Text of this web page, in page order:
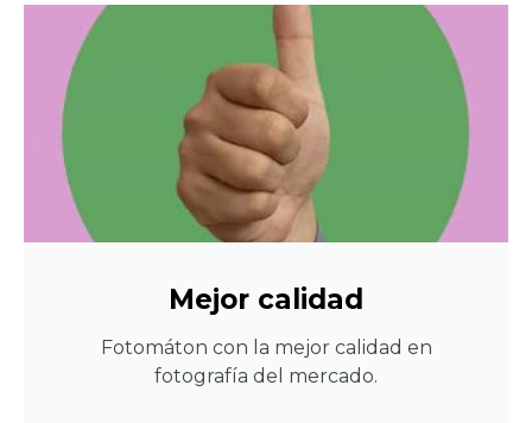
Mejor calidad
Fotomáton con la mejor calidad en
fotografía del mercado.